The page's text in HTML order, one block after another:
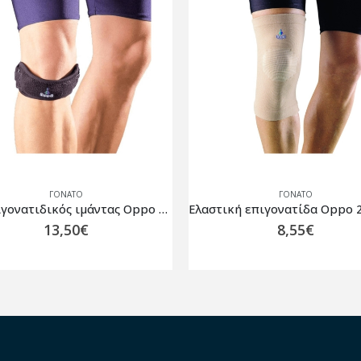
ΓΌΝΑΤΟ
Ελαστική επιγονατίδα Oppo 2022 Μπεζ
8,55€
ΓΌΝΑΤΟ
22,50€